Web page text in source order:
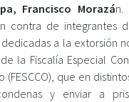
Francisco Morazán.
contra de integrantes
a la extorsión
la Fiscalía Especial
(FESCCO), que en
y enviar a